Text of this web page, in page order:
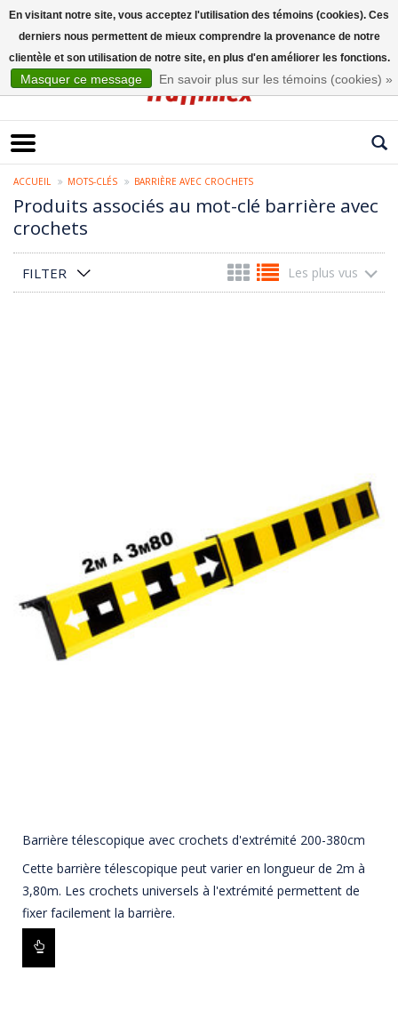
ACCUEIL MOTS-CLÉS BARRIÈRE AVEC CROCHETS
Produits associés au mot-clé barrière avec
crochets
FILTER Les plus vus
Barrière télescopique avec crochets d'extrémité 200-380cm
Cette barrière télescopique peut varier en longueur de 2m à
3,80m. Les crochets universels à l'extrémité permettent de
fixer facilement la barrière.
En visitant notre site, vous acceptez l'utilisation des témoins (cookies). Ces
derniers nous permettent de mieux comprendre la provenance de notre
clientèle et son utilisation de notre site, en plus d'en améliorer les fonctions.
Masquer ce message En savoir plus sur les témoins (cookies) »